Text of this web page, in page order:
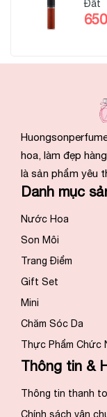
Đất
hoa, làm đẹp
là sản phẩm yêu
Danh mục
Nước Hoa
Son Môi
Trang Điểm
Gift Set
Mini
Chăm Sóc Da
Thực Phẩm Chức
Thông tin &
Thông tin thanh
Chính sách vận